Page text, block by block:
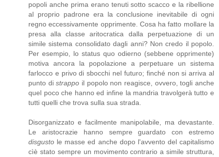
popoli anche prima erano tenuti sotto scacco e la ribellione
al proprio padrone era la conclusione inevitabile di ogni
regno eccessivamente opprimente. Cosa ha fatto mollare la
presa alla classe aritocratica dalla perpetuazione di un
simile sistema consolidato dagli anni? Non credo il popolo.
Per esempio, lo status quo odierno (sebbene opprimente)
motiva ancora la popolazione a perpetuare un sistema
farlocco e privo di sbocchi nel futuro; finché non si arriva al
punto distrappo il popolo non reagisce, ovvero, togli anche
quel poco che hanno ed infine la mandria travolgerà tutto e
tutti quelli che trova sulla sua strada.
Disorganizzato e facilmente manipolabile, ma devastante.
Le aristocrazie hanno sempre guardato con estremo
disgusto le masse ed anche dopo l'avvento del capitalismo
cìè stato sempre un movimento contrario a simile struttura,